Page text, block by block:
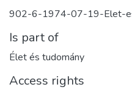
902-6-1974-07-19-Elet-
Is part of
Élet és tudomány
Access rights